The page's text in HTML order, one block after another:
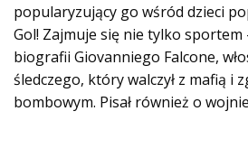
popularyzujący go wśród dzieci
Gol! Zajmuje się nie tylko
biografii Giovanniego Falcone,
śledczego, który walczył z mafią i
bombowym. Pisał również o